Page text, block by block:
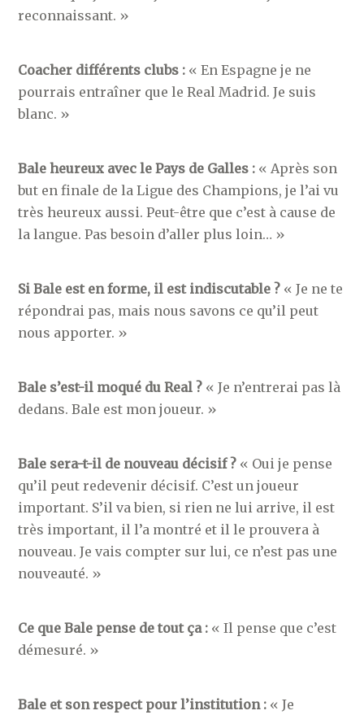
reconnaissant. »
Coacher différents clubs : « En Espagne je ne
pourrais entraîner que le Real Madrid. Je suis
blanc. »
Bale heureux avec le Pays de Galles : « Après son
but en finale de la Ligue des Champions, je l’ai vu
très heureux aussi. Peut-être que c’est à cause de
la langue. Pas besoin d’aller plus loin… »
Si Bale est en forme, il est indiscutable ? « Je ne te
répondrai pas, mais nous savons ce qu’il peut
nous apporter. »
Bale s’est-il moqué du Real ? « Je n’entrerai pas là
dedans. Bale est mon joueur. »
Bale sera-t-il de nouveau décisif ? « Oui je pense
qu’il peut redevenir décisif. C’est un joueur
important. S’il va bien, si rien ne lui arrive, il est
très important, il l’a montré et il le prouvera à
nouveau. Je vais compter sur lui, ce n’est pas une
nouveauté. »
Ce que Bale pense de tout ça : « Il pense que c’est
démesuré. »
Bale et son respect pour l’institution : « Je